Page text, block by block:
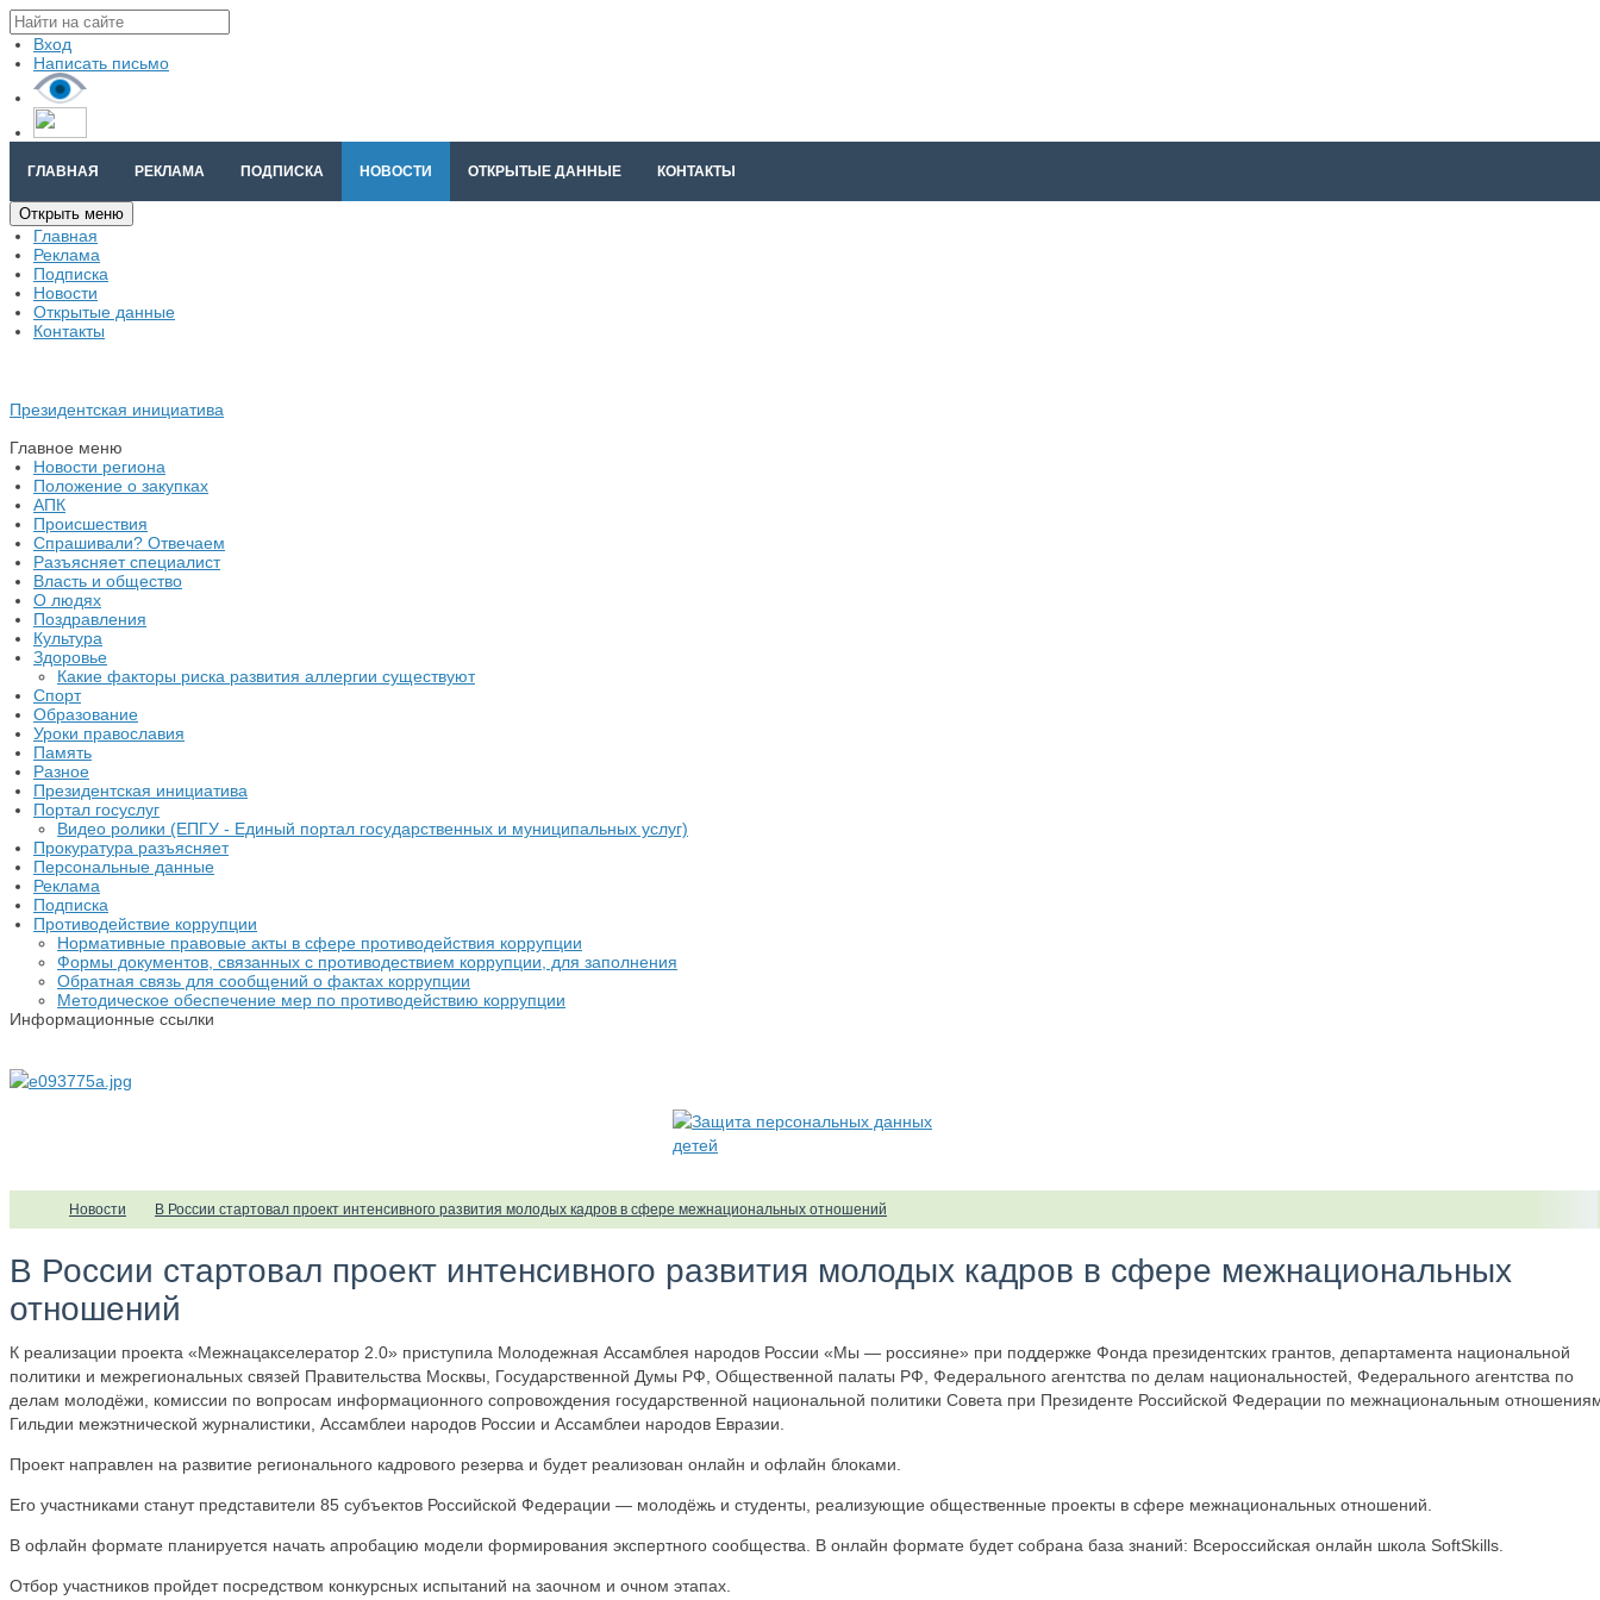
Вход
Написать письмо
ГЛАВНАЯ РЕКЛАМА ПОДПИСКА НОВОСТИ ОТКРЫТЫЕ ДАННЫЕ КОНТАКТЫ
Открыть меню
Главная
Реклама
Подписка
Новости
Открытые данные
Контакты
Президентская инициатива
Главное меню
Новости региона
Положение о закупках
АПК
Происшествия
Спрашивали? Отвечаем
Разъясняет специалист
Власть и общество
О людях
Поздравления
Культура
Здоровье
Какие факторы риска развития аллергии существуют
Спорт
Образование
Уроки православия
Память
Разное
Президентская инициатива
Портал госуслуг
Видео ролики (ЕПГУ - Единый портал государственных и муниципальных услуг)
Прокуратура разъясняет
Персональные данные
Реклама
Подписка
Противодействие коррупции
Нормативные правовые акты в сфере противодействия коррупции
Формы документов, связанных с противодествием коррупции, для заполнения
Обратная связь для сообщений о фактах коррупции
Методическое обеспечение мер по противодействию коррупции
Информационные ссылки
Новости В России стартовал проект интенсивного развития молодых кадров в сфере межнациональных отношений
В России стартовал проект интенсивного развития молодых кадров в сфере межнациональных
отношений
К реализации проекта «Межнацакселератор 2.0» приступила Молодежная Ассамблея народов России «Мы — россияне» при поддержке Фонда президентских грантов, департамента национальной
политики и межрегиональных связей Правительства Москвы, Государственной Думы РФ, Общественной палаты РФ, Федерального агентства по делам национальностей, Федерального агентства по
делам молодёжи, комиссии по вопросам информационного сопровождения государственной национальной политики Совета при Президенте Российской Федерации по межнациональным
Гильдии межэтнической журналистики, Ассамблеи народов России и Ассамблеи народов Евразии.
Проект направлен на развитие регионального кадрового резерва и будет реализован онлайн и офлайн блоками.
Его участниками станут представители 85 субъектов Российской Федерации — молодёжь и студенты, реализующие общественные проекты в сфере межнациональных отношений.
В офлайн формате планируется начать апробацию модели формирования экспертного сообщества. В онлайн формате будет собрана база знаний: Всероссийская онлайн школа SoftSkills.
Отбор участников пройдет посредством конкурсных испытаний на заочном и очном этапах.